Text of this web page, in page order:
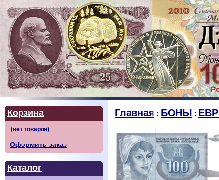
Корзина
Оформить заказ
Каталог
Главная : БОНЫ :